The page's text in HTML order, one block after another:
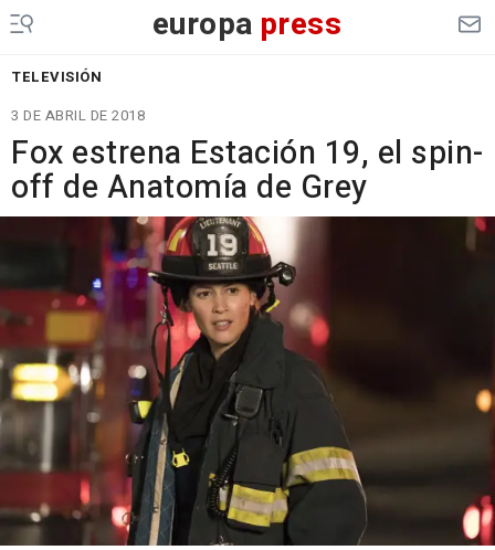
europa press
TELEVISIÓN
3 DE ABRIL DE 2018
Fox estrena Estación 19, el spin-
off de Anatomía de Grey